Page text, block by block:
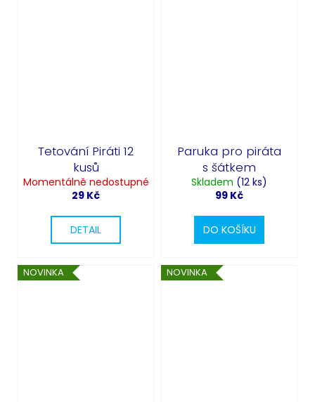
Tetování Piráti 12
kusů
Momentálně nedostupné
29 Kč
DETAIL
Paruka pro piráta
s šátkem
Skladem (12 ks)
99 Kč
DO KOŠÍKU
NOVINKA NOVINKA